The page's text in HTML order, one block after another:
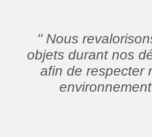
" Nous
objets durant nos
afin de respecter